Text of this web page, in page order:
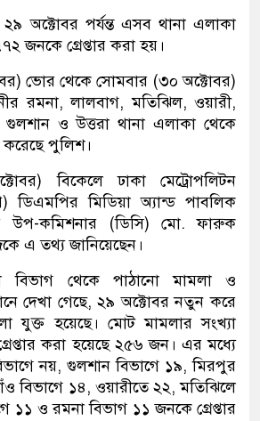
অক্টোবর পর্যন্ত এসব থানা এলাকা
জনকে গ্রেপ্তার করা হয়।
ভোর থেকে সোমবার (৩০ অক্টোবর)
রমনা, লালবাগ, মতিঝিল, ওয়ারী,
ও উত্তরা থানা এলাকা থেকে
করেছে পুলিশ।
বিকেলে ঢাকা মেট্রোপলিটন
ডিএমপির মিডিয়া অ্যান্ড পাবলিক
উপ-কমিশনার (ডিসি) মো. ফারুক
এ তথ্য জানিয়েছেন।
বিভাগ থেকে পাঠানো মামলা ও
দেখা গেছে, ২৯ অক্টোবর নতুন করে
যুক্ত হয়েছে। মোট মামলার সংখ্যা
করা হয়েছে ২৫৬ জন। এর মধ্যে
নয়, গুলশান বিভাগে ১৯, মিরপুর
বিভাগে ১৪, ওয়ারীতে ২২, মতিঝিলে
১১ ও রমনা বিভাগ ১১ জনকে গ্রেপ্তার